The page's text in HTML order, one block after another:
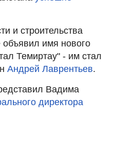
и строительства
имя нового
Темиртау" - им стал
Андрей Лаврентьев.
Вадима
директора